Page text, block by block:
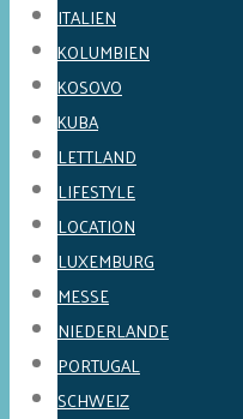
ITALIEN
KOLUMBIEN
KOSOVO
KUBA
LETTLAND
LIFESTYLE
LOCATION
LUXEMBURG
MESSE
NIEDERLANDE
PORTUGAL
SCHWEIZ